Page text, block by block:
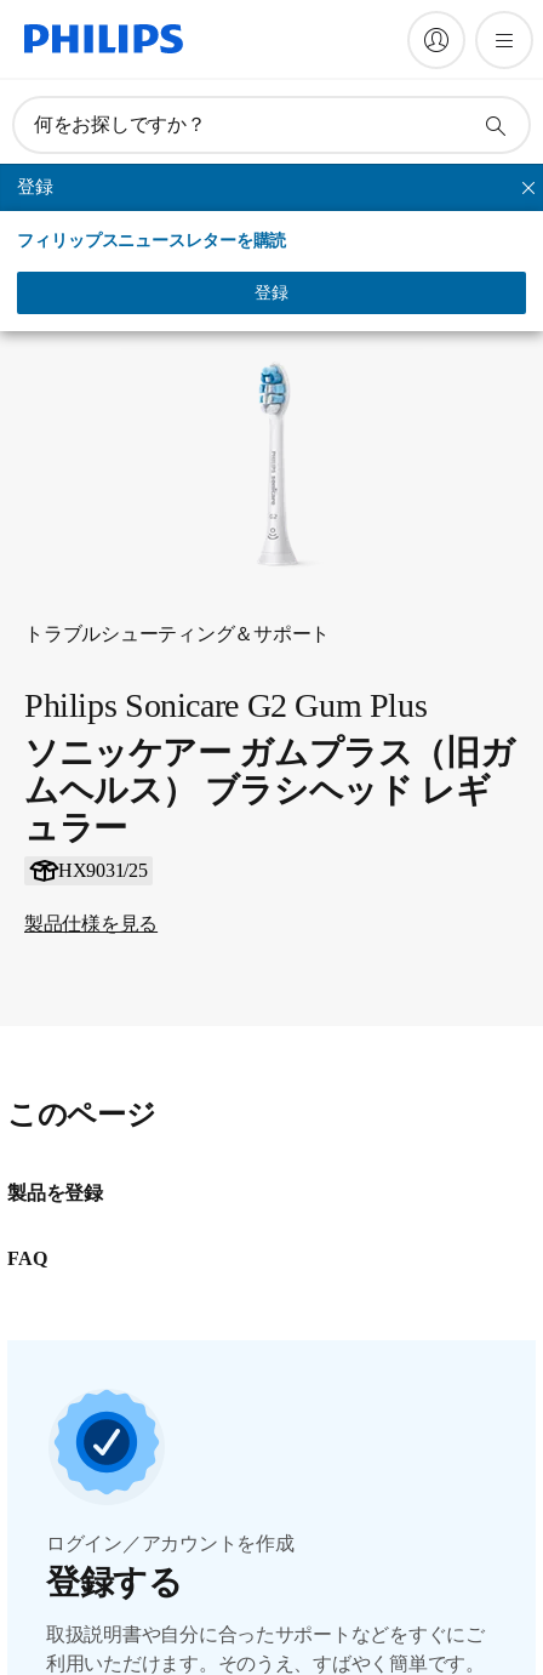
何をお探しですか？
登録
フィリップスニュースレターを購読
登録
ガムプラス
トラブルシューティング＆サポート
Philips Sonicare G2 Gum Plus
ソニッケアー ガムプラス（旧ガ
ムヘルス） ブラシヘッド レギ
ュラー
HX9031/25
製品仕様を見る
このページ
製品を登録
FAQ
ログイン／アカウントを作成
登録する
取扱説明書や自分に合ったサポートなどをすぐにご
利用いただけます。そのうえ、すばやく簡単です。